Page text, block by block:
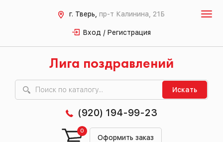
г. Тверь, пр-т Калинина, 21Б
Вход / Регистрация
Лига поздравлений
Искать
(920) 194-99-23
Оформить заказ
0